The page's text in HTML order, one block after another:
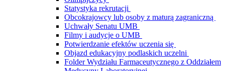
Statystyka rekrutacji
Obcokrajowcy lub osoby z maturą zagraniczną
Uchwały Senatu UMB
Filmy i audycje o UMB
Potwierdzanie efektów uczenia się
Objazd edukacyjny podlaskich uczelni
Folder Wydziału Farmaceutycznego z Oddziałem